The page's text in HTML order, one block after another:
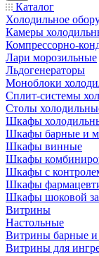
Каталог
Холодильное
Камеры
Компрессорно-
Лари морозильные
Льдогенераторы
Моноблоки
Сплит-системы
Столы
Шкафы
Шкафы барные и
Шкафы винные
Шкафы
Шкафы с
Шкафы
Шкафы шоковой
Витрины
Настольные
Витрины барные
Витрины для